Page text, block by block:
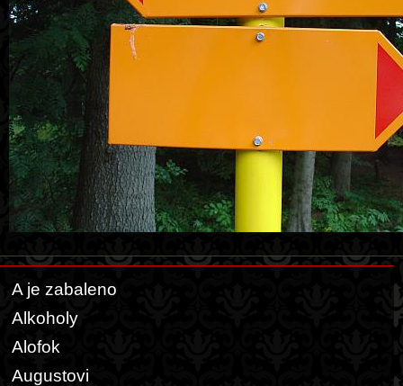
A je zabaleno
Alkoholy
Alofok
Augustovi